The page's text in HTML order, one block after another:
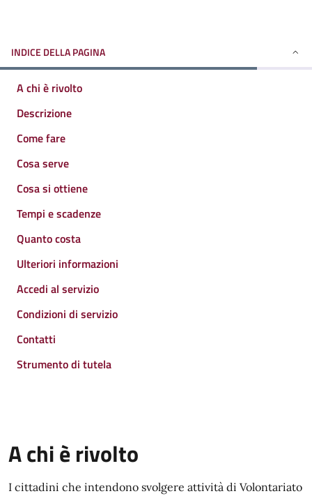
INDICE DELLA PAGINA
A chi è rivolto
Descrizione
Come fare
Cosa serve
Cosa si ottiene
Tempi e scadenze
Quanto costa
Ulteriori informazioni
Accedi al servizio
Condizioni di servizio
Contatti
Strumento di tutela
A chi è rivolto
I cittadini che intendono svolgere attività di Volontariato